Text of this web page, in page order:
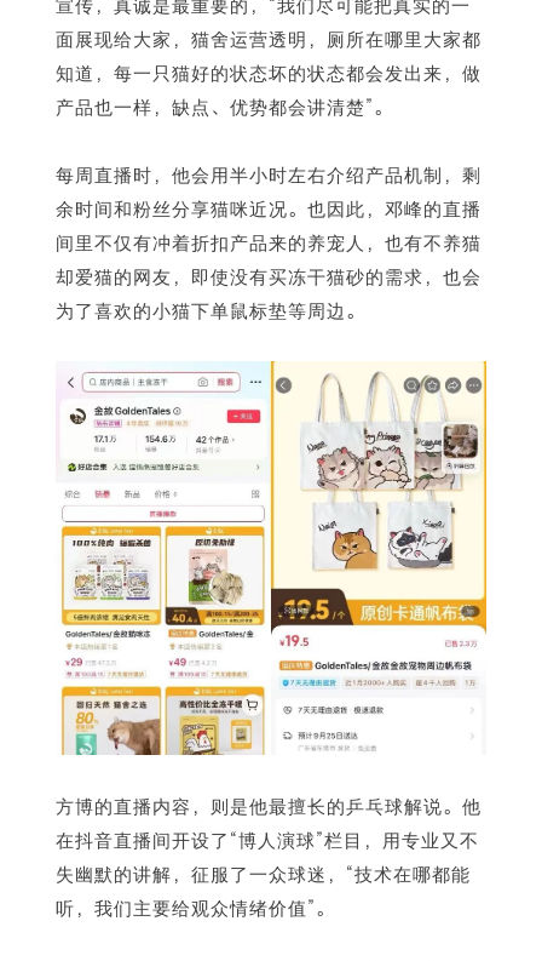
面展现给大家，猫舍运营透明，厕所在哪里大家都
知道，每一只猫好的状态坏的状态都会发出来，做
产品也一样，缺点、优势都会讲清楚”。
每周直播时，他会用半小时左右介绍产品机制，剩
余时间和粉丝分享猫咪近况。也因此，邓峰的直播
间里不仅有冲着折扣产品来的养宠人，也有不养猫
却爱猫的网友，即使没有买冻干猫砂的需求，也会
为了喜欢的小猫下单鼠标垫等周边。
方博的直播内容，则是他最擅长的乒乓球解说。他
在抖音直播间开设了“博人演球”栏目，用专业又不
失幽默的讲解，征服了一众球迷，“技术在哪都能
听，我们主要给观众情绪价值”。